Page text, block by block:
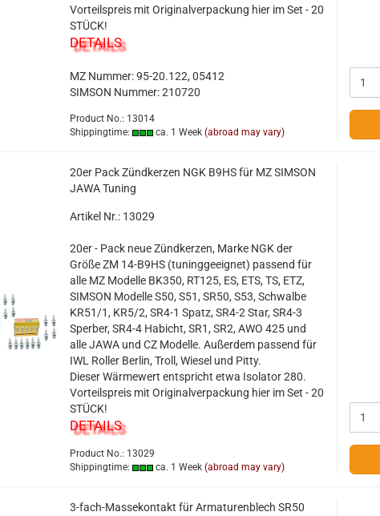
Vorteilspreis mit Originalverpackung hier im Set - 20
STÜCK!
DETAILS
MZ Nummer: 95-20.122, 05412
SIMSON Nummer: 210720
Product No.: 13014
Shippingtime:
ca. 1 Week (abroad may vary)
20er Pack Zündkerzen NGK B9HS für MZ SIMSON
JAWA Tuning
Artikel Nr.: 13029
20er - Pack neue Zündkerzen, Marke NGK der
Größe ZM 14-B9HS (tuninggeeignet) passend für
alle MZ Modelle BK350, RT125, ES, ETS, TS, ETZ,
SIMSON Modelle S50, S51, SR50, S53, Schwalbe
KR51/1, KR5/2, SR4-1 Spatz, SR4-2 Star, SR4-3
Sperber, SR4-4 Habicht, SR1, SR2, AWO 425 und
alle JAWA und CZ Modelle. Außerdem passend für
IWL Roller Berlin, Troll, Wiesel und Pitty.
Dieser Wärmewert entspricht etwa Isolator 280.
Vorteilspreis mit Originalverpackung hier im Set - 20
STÜCK!
DETAILS
Product No.: 13029
Shippingtime:
ca. 1 Week (abroad may vary)
3-fach-Massekontakt für Armaturenblech SR50